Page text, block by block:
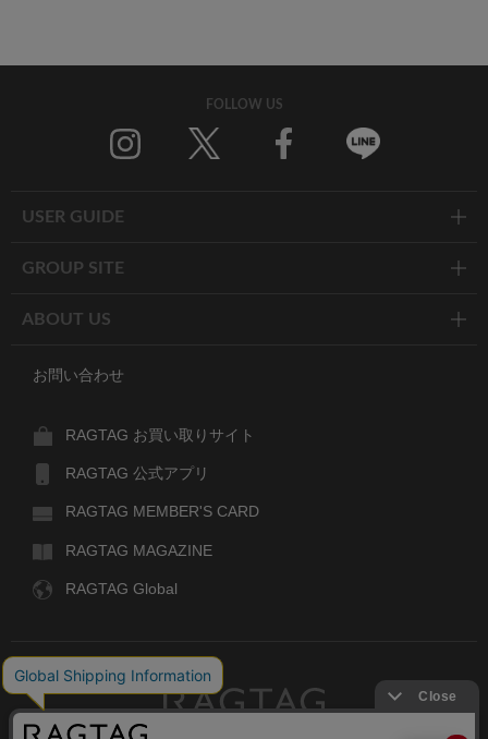
FOLLOW US
USER GUIDE
GROUP SITE
ABOUT US
お問い合わせ
RAGTAG お買い取りサイト
RAGTAG 公式アプリ
RAGTAG MEMBER'S CARD
RAGTAG MAGAZINE
RAGTAG Global
デザイナーズブランドのユーズド・セレクトショップ